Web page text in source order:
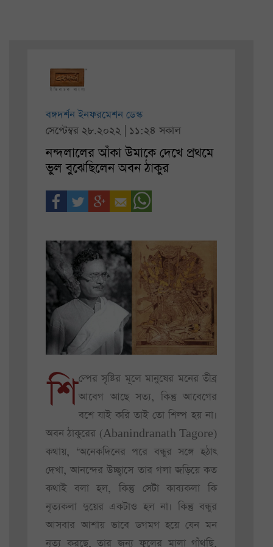
বঙ্গদর্শন ইনফরমেশন ডেস্ক
সেপ্টেম্বর ২৮.২০২২ | ১১:২৪ সকাল
নন্দলালের আঁকা উমাকে দেখে প্রথমে
ভুল বুঝেছিলেন অবন ঠাকুর
শিল্পের সৃষ্টির মূলে মানুষের মনের তীব্র
আবেগ আছে সত্য, কিন্তু আবেগের
বশে যাই করি তাই তো শিল্প হয় না।
অবন ঠাকুরের (Abanindranath Tagore)
কথায়, ‘অনেকদিনের পরে বন্ধুর সঙ্গে হঠাৎ
দেখা, আনন্দের উচ্ছ্বাসে তার গলা জড়িয়ে কত
কথাই বলা হল, কিন্তু সেটা কাব্যকলা কি
নৃত্যকলা দুয়ের একটাও হল না। কিন্তু বন্ধুর
আসবার আশায় ভাবে ডগমগ হয়ে যেন মন
নৃত্য করছে, তার জন্য ফুলের মালা গাঁথছি,